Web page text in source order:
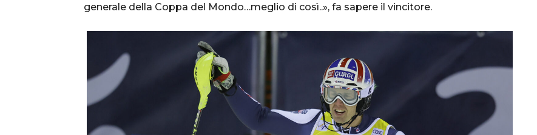
generale della Coppa del Mondo…meglio di così..», fa sapere il vincitore.